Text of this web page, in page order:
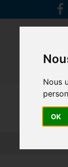
Nous
OK